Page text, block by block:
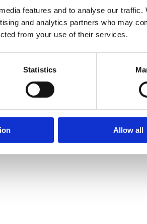
features and to analyse our traffic.
and analytics partners who may
from your use of their services.
Statistics
Allow all